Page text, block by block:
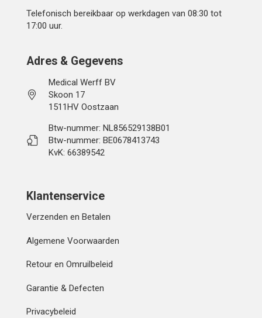
Telefonisch bereikbaar op werkdagen van 08:30 tot
17:00 uur.
Adres & Gegevens
Medical Werff BV
Skoon 17
1511HV Oostzaan
Btw-nummer: NL856529138B01
Btw-nummer: BE0678413743
KvK: 66389542
Klantenservice
Verzenden en Betalen
Algemene Voorwaarden
Retour en Omruilbeleid
Garantie & Defecten
Privacybeleid